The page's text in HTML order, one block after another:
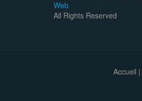
Web
All Rights Reserved
Accueil |